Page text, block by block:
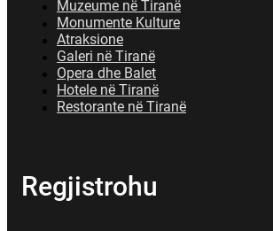
Muzeume në Tiranë
Monumente Kulture
Atraksione
Galeri në Tiranë
Opera dhe Balet
Hotele në Tiranë
Restorante në Tiranë
Regjistrohu